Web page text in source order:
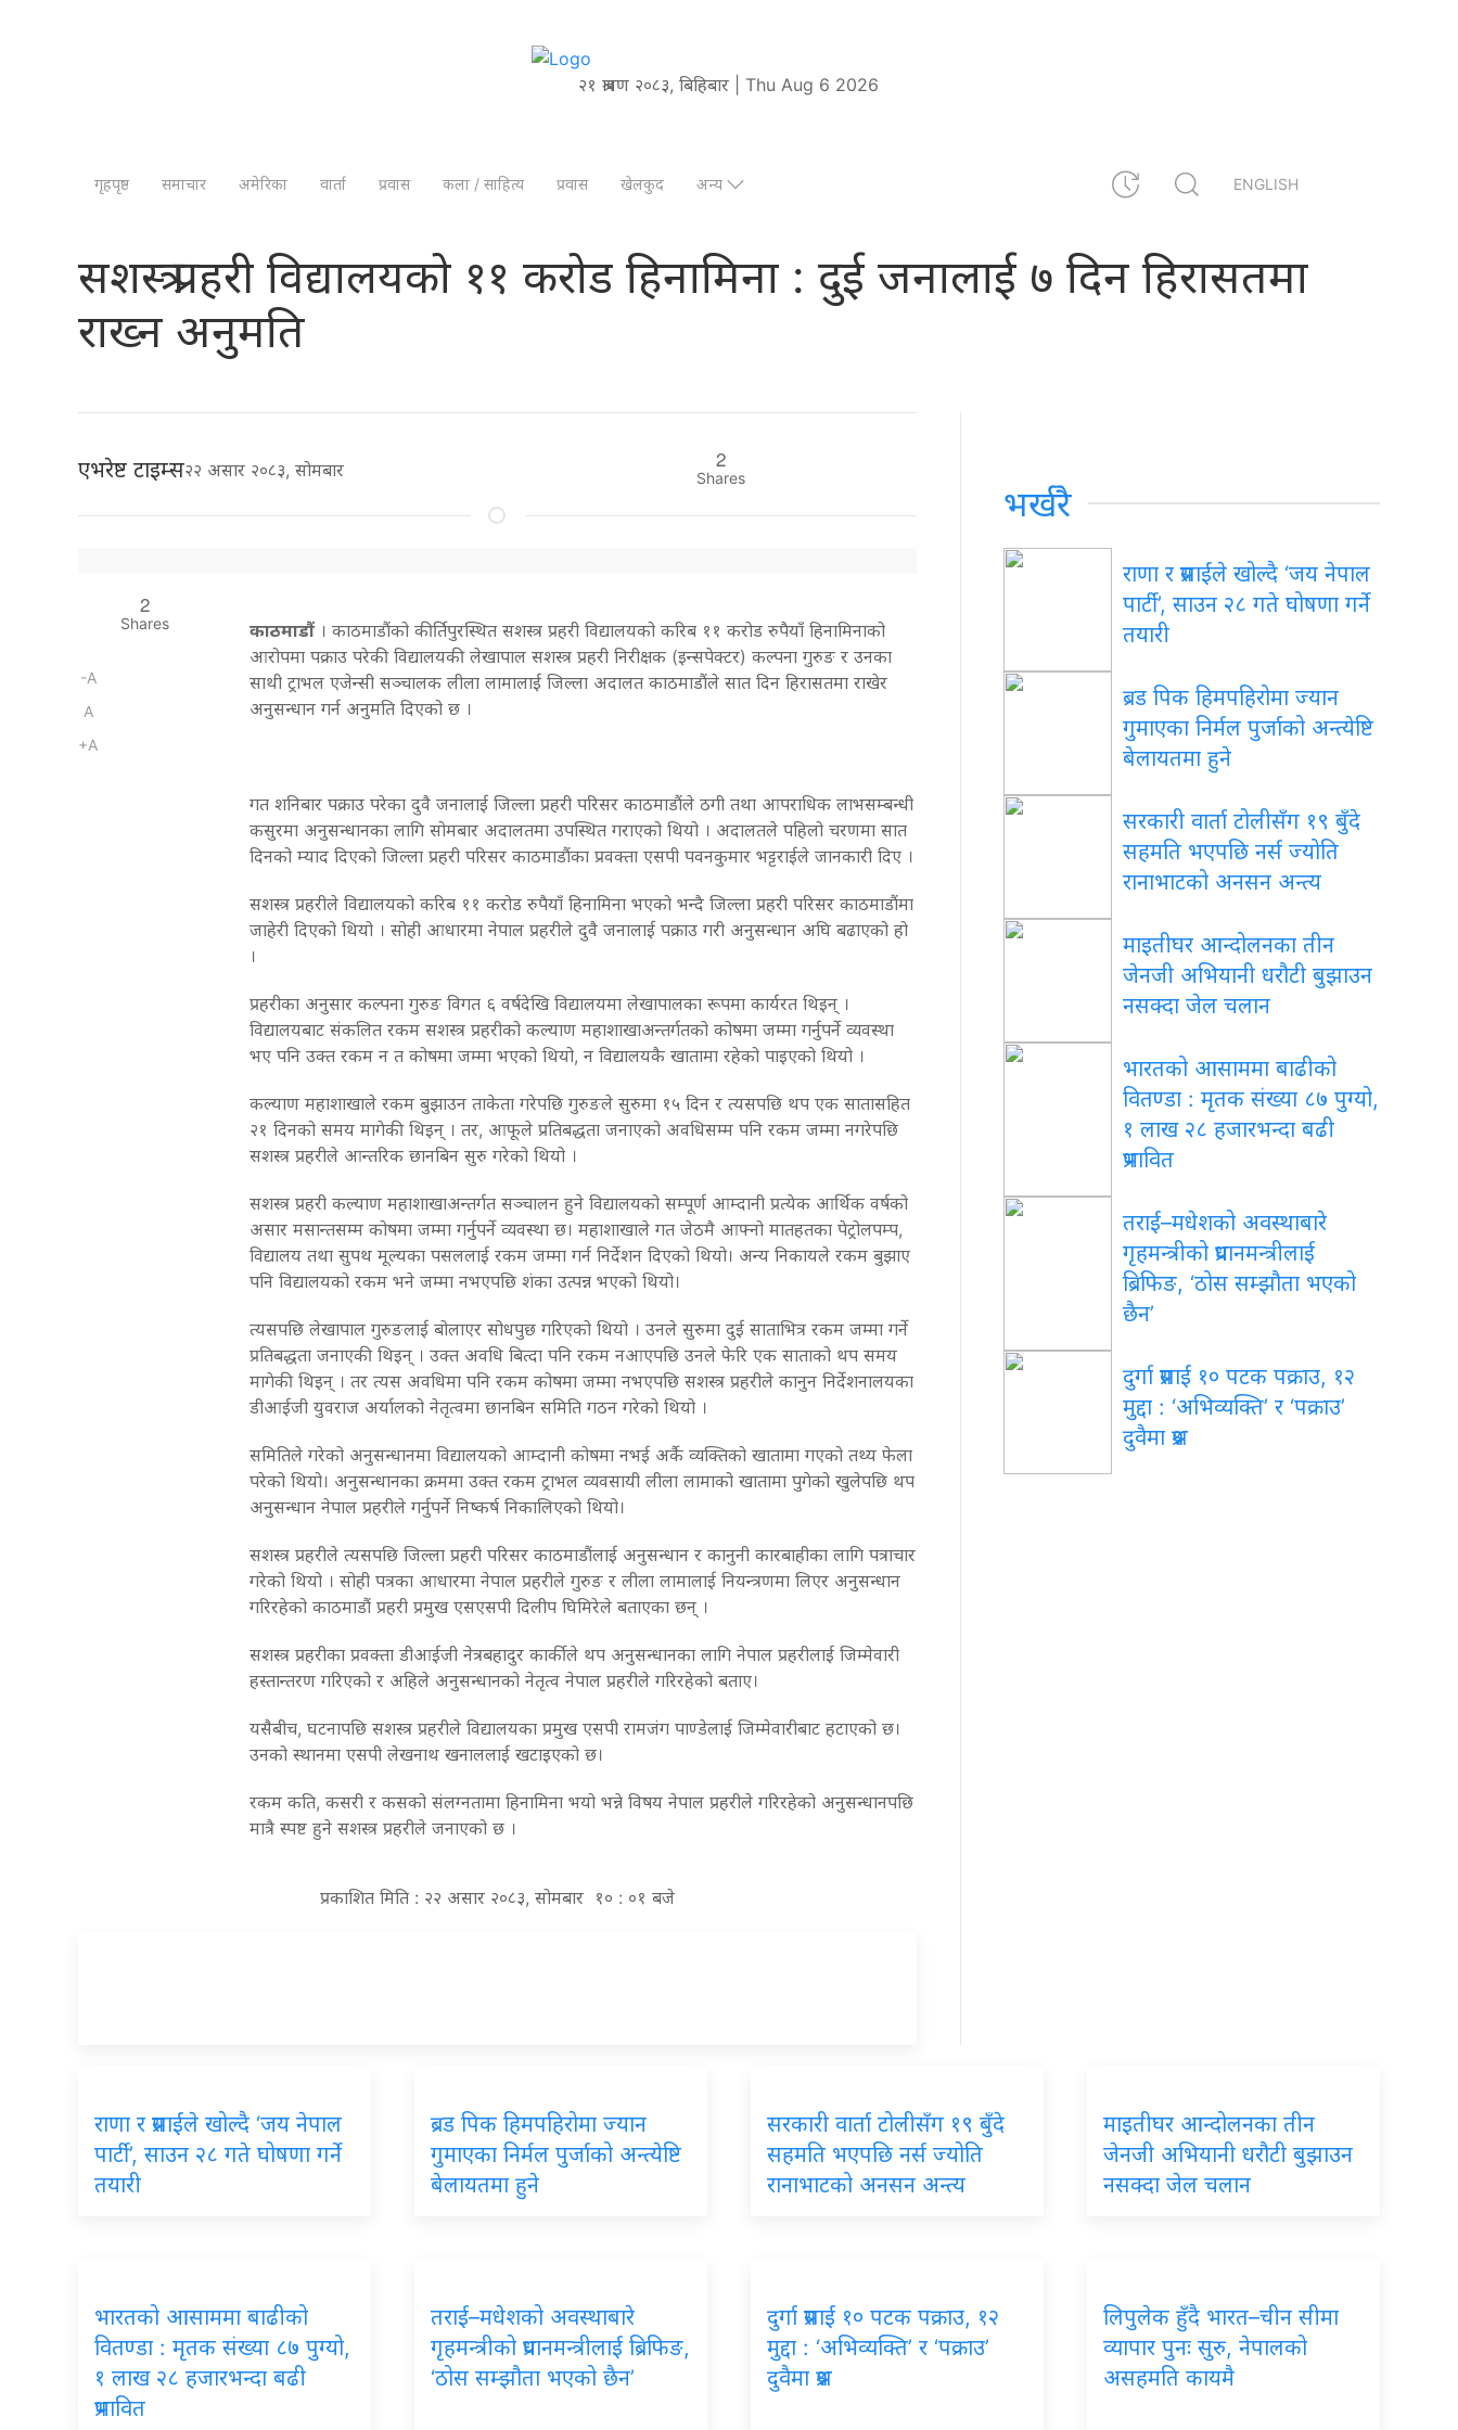
२१ श्रावण २०८३, बिहिबार | Thu Aug 6 2026
गृहपृष्ठ समाचार अमेरिका वार्ता प्रवास कला / साहित्य प्रवास खेलकुद अन्य ENGLISH
सशस्त्र प्रहरी विद्यालयको ११ करोड हिनामिना : दुई जनालाई ७ दिन हिरासतमा
राख्न अनुमति
एभरेष्ट टाइम्स२२ असार २०८३, सोमबार 2
Shares
2
Shares
-A
A
+A
काठमाडौं। काठमाडौंको कीर्तिपुरस्थित सशस्त्र प्रहरी विद्यालयको करिब ११ करोड रुपैयाँ हिनामिनाको
आरोपमा पक्राउ परेकी विद्यालयकी लेखापाल सशस्त्र प्रहरी निरीक्षक (इन्सपेक्टर) कल्पना गुरुङ र उनका
साथी ट्राभल एजेन्सी सञ्चालक लीला लामालाई जिल्ला अदालत काठमाडौंले सात दिन हिरासतमा राखेर
अनुसन्धान गर्न अनुमति दिएको छ ।
गत शनिबार पक्राउ परेका दुवै जनालाई जिल्ला प्रहरी परिसर काठमाडौंले ठगी तथा आपराधिक लाभसम्बन्धी
कसुरमा अनुसन्धानका लागि सोमबार अदालतमा उपस्थित गराएको थियो । अदालतले पहिलो चरणमा सात
दिनको म्याद दिएको जिल्ला प्रहरी परिसर काठमाडौंका प्रवक्ता एसपी पवनकुमार भट्टराईले जानकारी दिए ।
सशस्त्र प्रहरीले विद्यालयको करिब ११ करोड रुपैयाँ हिनामिना भएको भन्दै जिल्ला प्रहरी परिसर काठमाडौंमा
जाहेरी दिएको थियो । सोही आधारमा नेपाल प्रहरीले दुवै जनालाई पक्राउ गरी अनुसन्धान अघि बढाएको हो
।
प्रहरीका अनुसार कल्पना गुरुङ विगत ६ वर्षदेखि विद्यालयमा लेखापालका रूपमा कार्यरत थिइन् ।
विद्यालयबाट संकलित रकम सशस्त्र प्रहरीको कल्याण महाशाखाअन्तर्गतको कोषमा जम्मा गर्नुपर्ने व्यवस्था
भए पनि उक्त रकम न त कोषमा जम्मा भएको थियो, न विद्यालयकै खातामा रहेको पाइएको थियो ।
कल्याण महाशाखाले रकम बुझाउन ताकेता गरेपछि गुरुङले सुरुमा १५ दिन र त्यसपछि थप एक सातासहित
२१ दिनको समय मागेकी थिइन् । तर, आफूले प्रतिबद्धता जनाएको अवधिसम्म पनि रकम जम्मा नगरेपछि
सशस्त्र प्रहरीले आन्तरिक छानबिन सुरु गरेको थियो ।
सशस्त्र प्रहरी कल्याण महाशाखाअन्तर्गत सञ्चालन हुने विद्यालयको सम्पूर्ण आम्दानी प्रत्येक आर्थिक वर्षको
असार मसान्तसम्म कोषमा जम्मा गर्नुपर्ने व्यवस्था छ। महाशाखाले गत जेठमै आफ्नो मातहतका पेट्रोलपम्प,
विद्यालय तथा सुपथ मूल्यका पसललाई रकम जम्मा गर्न निर्देशन दिएको थियो। अन्य निकायले रकम बुझाए
पनि विद्यालयको रकम भने जम्मा नभएपछि शंका उत्पन्न भएको थियो।
त्यसपछि लेखापाल गुरुङलाई बोलाएर सोधपुछ गरिएको थियो । उनले सुरुमा दुई साताभित्र रकम जम्मा गर्ने
प्रतिबद्धता जनाएकी थिइन् । उक्त अवधि बित्दा पनि रकम नआएपछि उनले फेरि एक साताको थप समय
मागेकी थिइन् । तर त्यस अवधिमा पनि रकम कोषमा जम्मा नभएपछि सशस्त्र प्रहरीले कानुन निर्देशनालयका
डीआईजी युवराज अर्यालको नेतृत्वमा छानबिन समिति गठन गरेको थियो ।
समितिले गरेको अनुसन्धानमा विद्यालयको आम्दानी कोषमा नभई अर्कै व्यक्तिको खातामा गएको तथ्य फेला
परेको थियो। अनुसन्धानका क्रममा उक्त रकम ट्राभल व्यवसायी लीला लामाको खातामा पुगेको खुलेपछि थप
अनुसन्धान नेपाल प्रहरीले गर्नुपर्ने निष्कर्ष निकालिएको थियो।
सशस्त्र प्रहरीले त्यसपछि जिल्ला प्रहरी परिसर काठमाडौंलाई अनुसन्धान र कानुनी कारबाहीका लागि पत्राचार
गरेको थियो । सोही पत्रका आधारमा नेपाल प्रहरीले गुरुङ र लीला लामालाई नियन्त्रणमा लिएर अनुसन्धान
गरिरहेको काठमाडौं प्रहरी प्रमुख एसएसपी दिलीप घिमिरेले बताएका छन् ।
सशस्त्र प्रहरीका प्रवक्ता डीआईजी नेत्रबहादुर कार्कीले थप अनुसन्धानका लागि नेपाल प्रहरीलाई जिम्मेवारी
हस्तान्तरण गरिएको र अहिले अनुसन्धानको नेतृत्व नेपाल प्रहरीले गरिरहेको बताए।
यसैबीच, घटनापछि सशस्त्र प्रहरीले विद्यालयका प्रमुख एसपी रामजंग पाण्डेलाई जिम्मेवारीबाट हटाएको छ।
उनको स्थानमा एसपी लेखनाथ खनाललाई खटाइएको छ।
रकम कति, कसरी र कसको संलग्नतामा हिनामिना भयो भन्ने विषय नेपाल प्रहरीले गरिरहेको अनुसन्धानपछि
मात्रै स्पष्ट हुने सशस्त्र प्रहरीले जनाएको छ ।
प्रकाशित मिति : २२ असार २०८३, सोमबार १० : ०१ बजे
भर्खरै
राणा र प्रसाईंले खोल्दै ‘जय नेपाल
पार्टी’, साउन २८ गते घोषणा गर्ने
तयारी
ब्रड पिक हिमपहिरोमा ज्यान
गुमाएका निर्मल पुर्जाको अन्त्येष्टि
बेलायतमा हुने
सरकारी वार्ता टोलीसँग १९ बुँदे
सहमति भएपछि नर्स ज्योति
रानाभाटको अनसन अन्त्य
माइतीघर आन्दोलनका तीन
जेनजी अभियानी धरौटी बुझाउन
नसक्दा जेल चलान
भारतको आसाममा बाढीको
वितण्डा : मृतक संख्या ८७ पुग्यो,
१ लाख २८ हजारभन्दा बढी
प्रभावित
तराई–मधेशको अवस्थाबारे
गृहमन्त्रीको प्रधानमन्त्रीलाई
ब्रिफिङ, ‘ठोस सम्झौता भएको
छैन’
दुर्गा प्रसाईं १० पटक पक्राउ, १२
मुद्दा : ‘अभिव्यक्ति’ र ‘पक्राउ’
दुवैमा प्रश्न
राणा र प्रसाईंले खोल्दै ‘जय नेपाल
पार्टी’, साउन २८ गते घोषणा गर्ने
तयारी
ब्रड पिक हिमपहिरोमा ज्यान
गुमाएका निर्मल पुर्जाको अन्त्येष्टि
बेलायतमा हुने
सरकारी वार्ता टोलीसँग १९ बुँदे
सहमति भएपछि नर्स ज्योति
रानाभाटको अनसन अन्त्य
माइतीघर आन्दोलनका तीन
जेनजी अभियानी धरौटी बुझाउन
नसक्दा जेल चलान
भारतको आसाममा बाढीको
वितण्डा : मृतक संख्या ८७ पुग्यो,
१ लाख २८ हजारभन्दा बढी
प्रभावित
तराई–मधेशको अवस्थाबारे
गृहमन्त्रीको प्रधानमन्त्रीलाई ब्रिफिङ,
‘ठोस सम्झौता भएको छैन’
दुर्गा प्रसाईं १० पटक पक्राउ, १२
मुद्दा : ‘अभिव्यक्ति’ र ‘पक्राउ’
दुवैमा प्रश्न
लिपुलेक हुँदै भारत–चीन सीमा
व्यापार पुनः सुरु, नेपालको
असहमति कायमै